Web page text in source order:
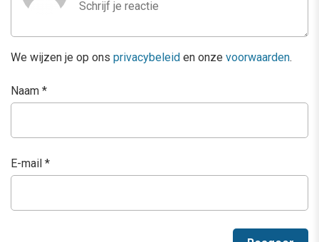
We wijzen je op ons privacybeleid en onze voorwaarden.
Naam *
E-mail *